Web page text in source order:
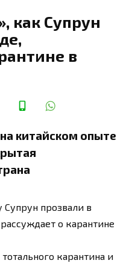
как Супрун
в
китайском опыте
Супрун прозвали в
о карантине
карантина и